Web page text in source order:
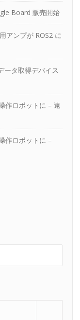
Board 販売開始
アンプが ROS2 に
ータ取得デバイス
作ロボットに – 遠
作ロボットに –